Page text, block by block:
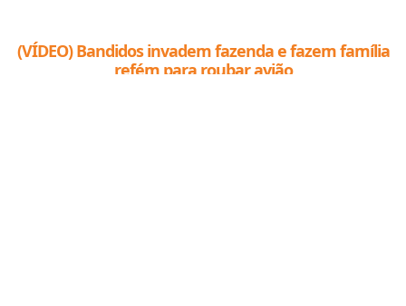
(VÍDEO) Bandidos invadem fazenda e fazem família
refém para roubar avião